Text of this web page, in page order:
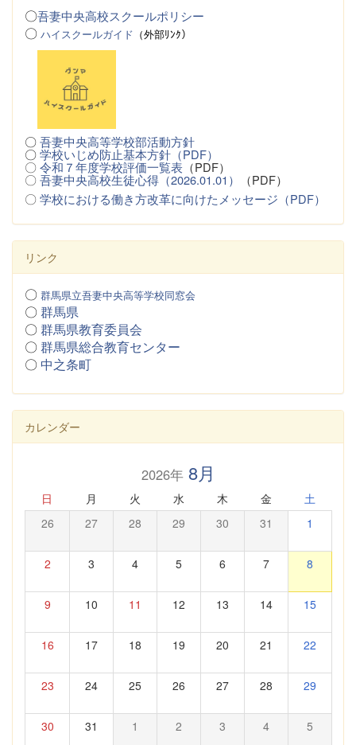
〇吾妻中央高校スクールポリシー
〇 ハイスクールガイド （外部ﾘﾝｸ）
〇吾妻中央高等学校部活動方針
〇学校いじめ防止基本方針（PDF）
〇令和７年度学校評価一覧表 （PDF）
〇吾妻中央高校生徒心得（2026.01.01）
（PDF）
〇学校における働き方改革に向けたメッセージ（PDF）
リンク
〇 群馬県立吾妻中央高等学校同窓会
〇 群馬県
〇 群馬県教育委員会
〇 群馬県総合教育センター
〇 中之条町
カレンダー
2026年8月
日 月 火 水 木 金 土
26 27 28 29 30 31 1
2 3 4 5 6 7 8
9 10 11 12 13 14 15
16 17 18 19 20 21 22
23 24 25 26 27 28 29
30 31 1 2 3 4 5